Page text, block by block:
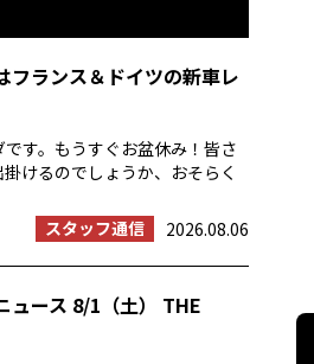
フランス＆ドイツの新車レ
す。もうすぐお盆休み！皆さ
けるのでしょうか、おそらく
スタッフ通信
2026.08.06
ュース 8/1（土） THE